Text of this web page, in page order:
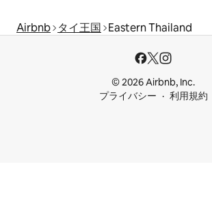
Airbnb タイ王国 Eastern Thailand
© 2026 Airbnb, Inc.
プライバシー
利用規約